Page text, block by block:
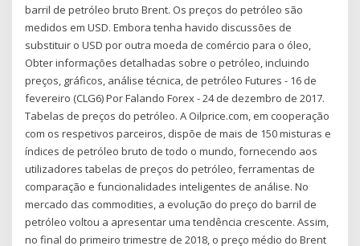
barril de petróleo bruto Brent. Os preços do petróleo são
medidos em USD. Embora tenha havido discussões de
substituir o USD por outra moeda de comércio para o óleo,
Obter informações detalhadas sobre o petróleo, incluindo
preços, gráficos, análise técnica, de petróleo Futures - 16 de
fevereiro (CLG6) Por Falando Forex - 24 de dezembro de 2017.
Tabelas de preços do petróleo. A Oilprice.com, em cooperação
com os respetivos parceiros, dispõe de mais de 150 misturas e
índices de petróleo bruto de todo o mundo, fornecendo aos
utilizadores tabelas de preços do petróleo, ferramentas de
comparação e funcionalidades inteligentes de análise. No
mercado das commodities, a evolução do preço do barril de
petróleo voltou a apresentar uma tendência crescente. Assim,
no final do primeiro trimestre de 2018, o preço médio do Brent